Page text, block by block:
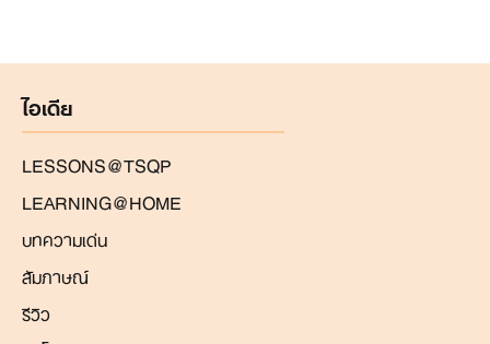
ไอเดีย
LESSONS@TSQP
LEARNING@HOME
บทความเด่น
สัมภาษณ์
รีวิว